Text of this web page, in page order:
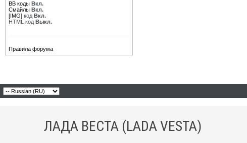
BB коды Вкл.
Смайлы Вкл.
[IMG] код Вкл.
HTML код Выкл.
Правила форума
ЛАДА ВЕСТА (LADA VESTA)